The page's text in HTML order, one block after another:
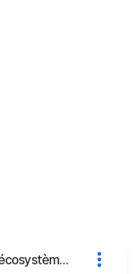
Rencontrer une bâtisseuse d’écosystèmes civiques : Iwai Misaki de Sunaba, Japon